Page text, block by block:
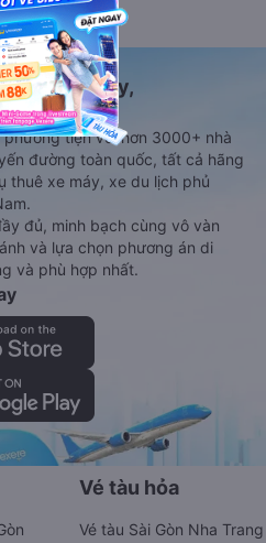
Máy bay,
tiện với hơn 3000+ nhà
đường toàn quốc, tất cả hãng
thuê xe máy, xe du lịch phủ
đủ, minh bạch cùng vô vàn
và lựa chọn phương án di
và phù hợp nhất.
Vé tàu hỏa
Vé tàu Sài Gòn Nha Trang